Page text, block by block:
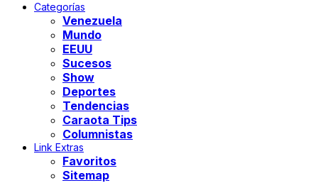
Categorías
Venezuela
Mundo
EEUU
Sucesos
Show
Deportes
Tendencias
Caraota Tips
Columnistas
Link Extras
Favoritos
Sitemap